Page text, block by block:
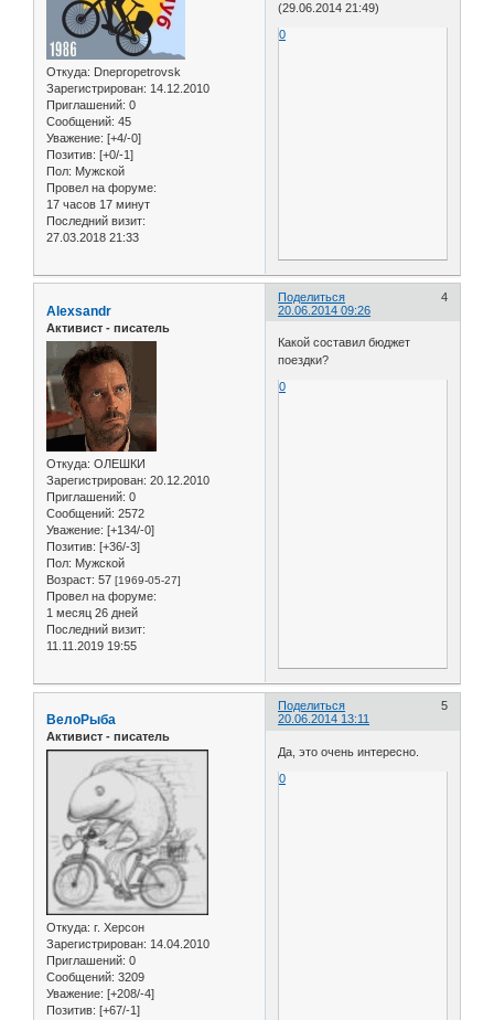
Откуда: Dnepropetrovsk
Зарегистрирован: 14.12.2010
Приглашений: 0
Сообщений: 45
Уважение: [+4/-0]
Позитив: [+0/-1]
Пол: Мужской
Провел на форуме:
17 часов 17 минут
Последний визит:
27.03.2018 21:33
(29.06.2014 21:49)
0
Поделиться
4
20.06.2014 09:26
Alexsandr
Активист - писатель
Откуда: ОЛЕШКИ
Зарегистрирован: 20.12.2010
Приглашений: 0
Сообщений: 2572
Уважение: [+134/-0]
Позитив: [+36/-3]
Пол: Мужской
Возраст: 57 [1969-05-27]
Провел на форуме:
1 месяц 26 дней
Последний визит:
11.11.2019 19:55
Какой составил бюджет
поездки?
0
Поделиться
5
20.06.2014 13:11
ВелоРыба
Активист - писатель
Откуда: г. Херсон
Зарегистрирован: 14.04.2010
Приглашений: 0
Сообщений: 3209
Уважение: [+208/-4]
Позитив: [+67/-1]
Да, это очень интересно.
0